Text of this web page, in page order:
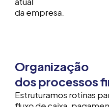
da empresa.
Organização
dos processos
Estruturamos rotinas